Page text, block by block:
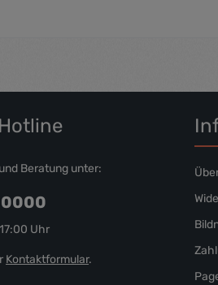
sea takimata sanctus est Lorem ipsum
no sea takimata sanctus est Lorem
Beratung unter:
Uhr
Kontaktformular.